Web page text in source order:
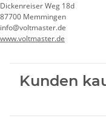
Dickenreiser Weg 18d
87700 Memmingen
info@voltmaster.de
www.voltmaster.de
Kunden